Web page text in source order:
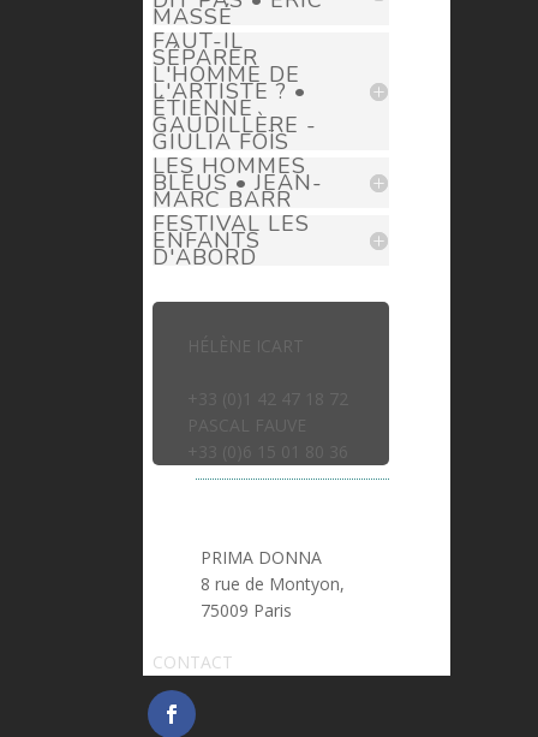
MASSÉ
FAUT-IL
SÉPARER
L'HOMME DE
L'ARTISTE ? •
ÉTIENNE
GAUDILLÈRE -
GIULIA FOÏS
LES HOMMES
BLEUS • JEAN-
MARC BARR
FESTIVAL LES
ENFANTS
D'ABORD
HÉLÈNE ICART
+33 (0)1 42 47 18 72
PASCAL FAUVE
PRIMA DONNA
8 rue de Montyon,
75009 Paris
CONTACT